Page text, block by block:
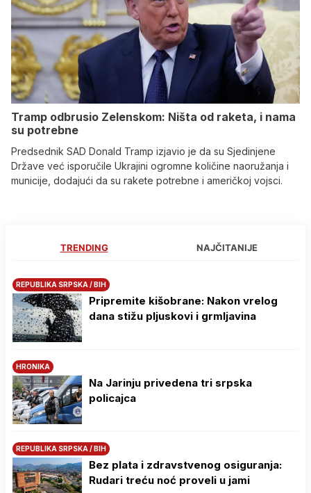
Tramp odbrusio Zelenskom: Ništa od raketa, i nama
su potrebne
Predsednik SAD Donald Tramp izjavio je da su Sjedinjene
Države već isporučile Ukrajini ogromne količine naoružanja i
municije, dodajući da su rakete potrebne i američkoj vojsci.
TRENDING NAJČITANIJE
REPUBLIKA SRPSKA / BIH
Pripremite kišobrane: Nakon vrelog
dana stižu pljuskovi i grmljavina
HRONIKA
Na Јarinju privedena tri srpska
policajca
REPUBLIKA SRPSKA / BIH
Bez plata i zdravstvenog osiguranja:
Rudari treću noć proveli u jami